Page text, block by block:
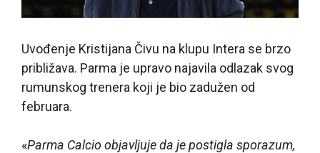
Uvođenje Kristijana Čivu na klupu Intera se brzo
približava. Parma je upravo najavila odlazak svog
rumunskog trenera koji je bio zadužen od
februara.
«Parma Calcio objavljuje da je postigla sporazum,